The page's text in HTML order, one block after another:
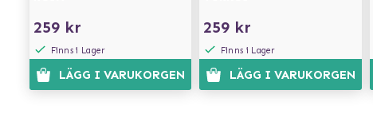
259 kr
Finns i Lager
LÄGG I VARUKORGEN
259 kr
Finns i Lager
LÄGG I VARUKORGEN